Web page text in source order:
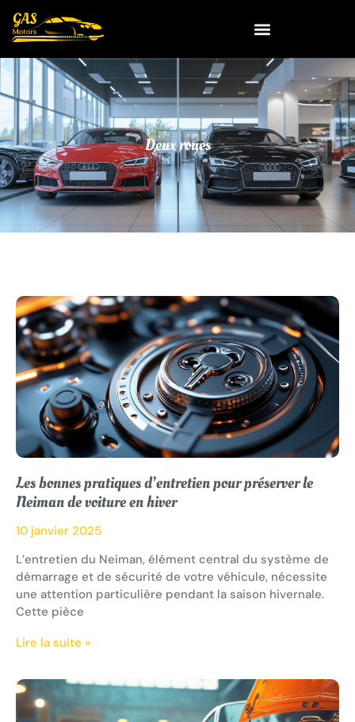
Deux roues
Les bonnes pratiques d’entretien pour préserver le
Neiman de voiture en hiver
10 janvier 2025
L’entretien du Neiman, élément central du système de
démarrage et de sécurité de votre véhicule, nécessite
une attention particulière pendant la saison hivernale.
Cette pièce
Lire la suite »